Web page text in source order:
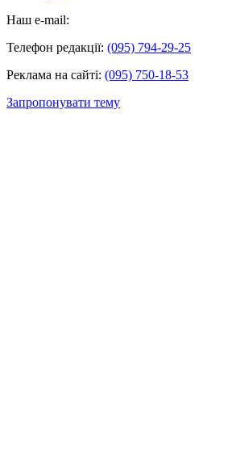
Наш e-mail:
Телефон редакції: (095) 794-29-25
Реклама на сайті: (095) 750-18-53
Запропонувати тему